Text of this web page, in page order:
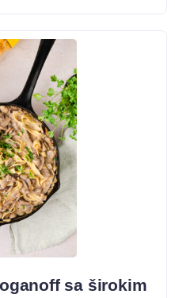
sa širokim